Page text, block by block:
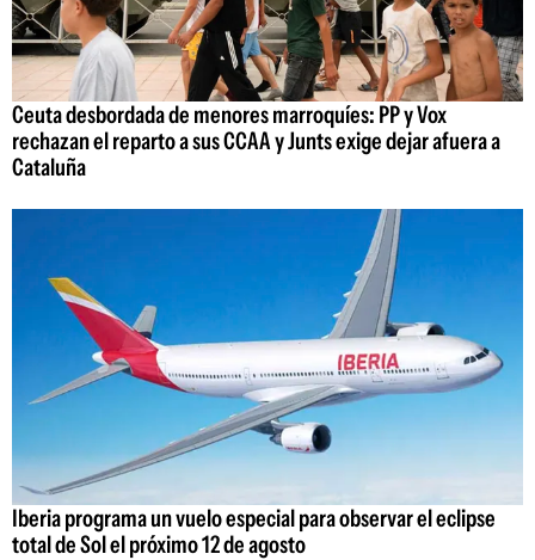
Ceuta desbordada de menores marroquíes: PP y Vox
rechazan el reparto a sus CCAA y Junts exige dejar afuera a
Cataluña
Iberia programa un vuelo especial para observar el eclipse
total de Sol el próximo 12 de agosto